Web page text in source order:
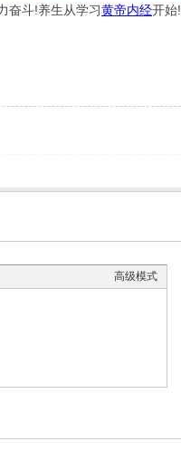
奋斗!养生从学习黄帝内经开始!
高级模式